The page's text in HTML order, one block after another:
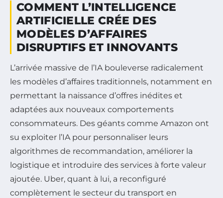
COMMENT L’INTELLIGENCE
ARTIFICIELLE CRÉE DES
MODÈLES D’AFFAIRES
DISRUPTIFS ET INNOVANTS
L’arrivée massive de l’IA bouleverse radicalement
les modèles d’affaires traditionnels, notamment en
permettant la naissance d’offres inédites et
adaptées aux nouveaux comportements
consommateurs. Des géants comme Amazon ont
su exploiter l’IA pour personnaliser leurs
algorithmes de recommandation, améliorer la
logistique et introduire des services à forte valeur
ajoutée. Uber, quant à lui, a reconfiguré
complètement le secteur du transport en